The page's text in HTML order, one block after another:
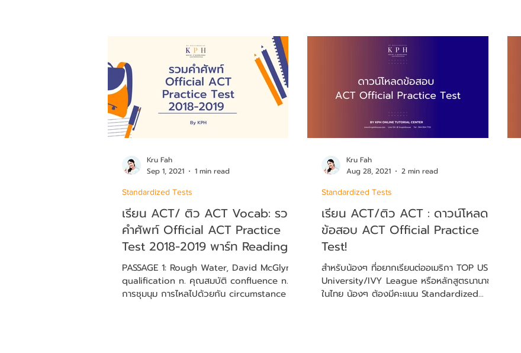
เรียน ACT/ ติว ACT Vocab: รวม
คำศัพท์ Official ACT Practice
Test 2018-2019 พาร์ท Reading
PASSAGE 1: Rough Water, David McGlynn
qualification n. คุณสมบัติ confluence n.
การชุมนุม การไหลไปด้วยกัน circumstance n.
Standardized Tests
Kru Fah
Sep 1, 2021
1 min read
เรียน ACT/ติว ACT : ดาวน์โหลด
ข้อสอบ ACT Official Practice
Test!
สำหรับน้องๆ ที่อยากเรียนต่ออเมริกา TOP US
University/IVY League หรือหลักสูตรนานาชาติ
ในไทย น้องๆ ต้องมีคะแนน Standardized
Standardized Tests
Kru Fah
Aug 28, 2021
2 min read